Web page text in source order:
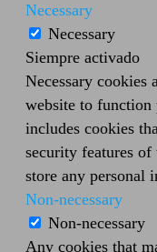
Necessary
Necessary
Siempre activado
Necessary cookies
website to
includes cookies
security features of
store any personal
Non-necessary
Non-necessary
Any cookies that